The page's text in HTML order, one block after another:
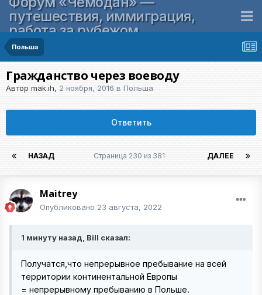
путешествия, иммиграция,
работа за рубежом
Польша
Гражданство через воеводу
Автор mak.ih, 2 ноября, 2016 в Польша
Ответить
НАЗАД ДАЛЕЕ
Страница 230 из 381
Maitrey
Опубликовано 23 августа, 2022
1 минуту назад, Bill сказал:
Получатся,что непрерывное пребывание на всей
территории континентальной Европы
= непрерывному пребыванию в Польше.